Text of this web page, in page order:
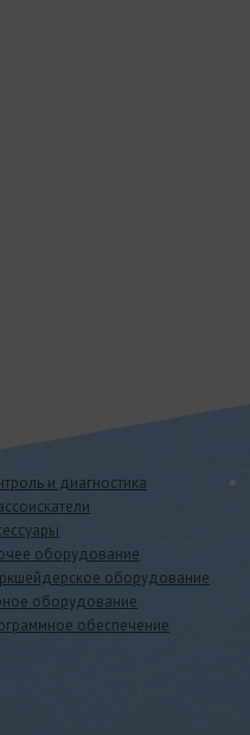
и диагностика
оборудование
оборудование
оборудование
обеспечение